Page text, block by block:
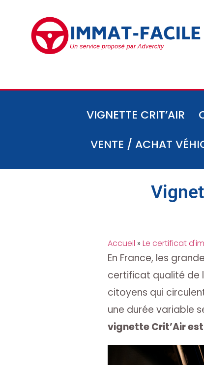
VIGNETTE CRIT’AIR
VENTE / ACHAT
Accueil » Le certificat
En France, les
certificat qualité de
citoyens qui
une durée variable
vignette Crit’Air